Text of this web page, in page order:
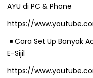
AYU di PC & Phone
https://
◾ Cara Set Up Banyak
E-Sijil
https://